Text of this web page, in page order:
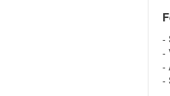
-
-
-
-